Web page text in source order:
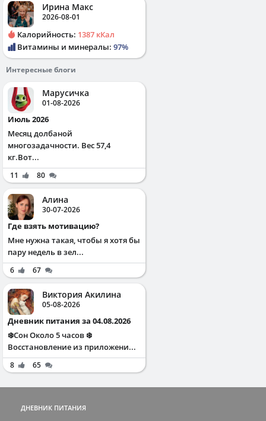
Ирина Макс
2026-08-01
Калорийность: 1387 кКал
Витамины и минералы: 97%
Интересные блоги
Марусичка
01-08-2026
Июль 2026
Месяц долбаной
многозадачности. Вес 57,4
кг.Вот...
11 80
Алина
30-07-2026
Где взять мотивацию?
Мне нужна такая, чтобы я хотя бы
пару недель в зел...
6 67
Виктория Акилина
05-08-2026
Дневник питания за 04.08.2026
❄️Сон Около 5 часов ❄️
Восстановление из приложени...
8 65
ДНЕВНИК ПИТАНИЯ